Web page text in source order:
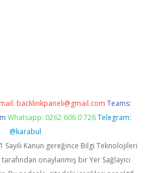
backlinkpaneli@gmail.com Teams:
Whatsapp: 0262 606 0 726 Telegram:
@karabul
Sayılı Kanun gereğince Bilgi Teknolojileri
onaylanmış bir Yer Sağlayıcı